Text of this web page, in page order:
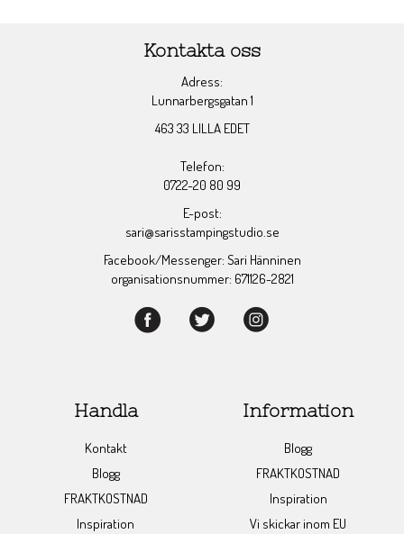
Kontakta oss
Adress:
Lunnarbergsgatan 1
463 33 LILLA EDET
Telefon:
0722-20 80 99
E-post:
sari@sarisstampingstudio.se
Facebook/Messenger: Sari Hänninen
organisationsnummer: 671126-2821
Handla
Kontakt
Blogg
FRAKTKOSTNAD
Inspiration
Information
Blogg
FRAKTKOSTNAD
Inspiration
Vi skickar inom EU